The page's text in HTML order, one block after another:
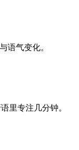
语气变化。
里专注几分钟。